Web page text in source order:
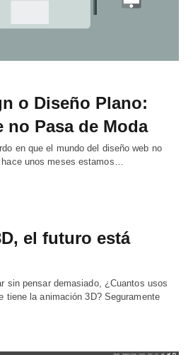
o Diseño Plano:
no Pasa de Moda
en que el mundo del diseño web no
hace unos meses estamos…
el futuro está
sin pensar demasiado, ¿Cuantos usos
tiene la animación 3D? Seguramente